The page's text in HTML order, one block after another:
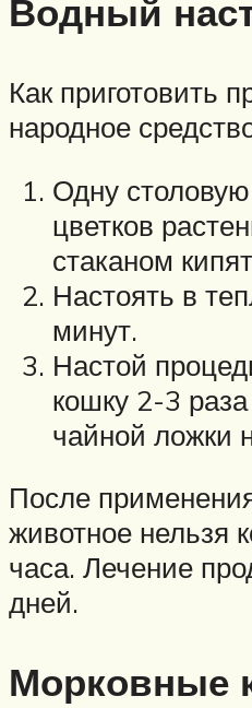
Водный
Как приготовить
народное
Одну
цветков
стаканом
Настоять в
минут.
Настой
кошку 2-3
чайной ложки
После
животное нельзя
часа. Лечение
дней.
Морковные